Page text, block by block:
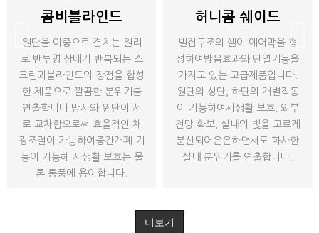
콤비블라인드
원단을 이중으로 겹치는 원리
로 반투명 상태가 반복되는 스
크린과블라인드의 장점을 합성
한 제품으로 깔끔한 분위기를
연출합니다.망사와 원단이 서
로 교차함으로써 효율적인 채
광조절이 가능하여중간개폐 기
능이 가능해 사생활 보호는 물
론 통풍에 용이합니다.
허니콤 쉐이드
벌집구조의 셀이 에어막을 형
성하여방음효과와 단열기능을
가지고 있는 고급제품입니다.
원단의 상단, 하단의 개별작동
이 가능하여사생활 보호, 외부
전망 확보, 실내의 빛을 고르게
분산되어은은하면서도 화사한
실내 분위기를 연출합니다.
더보기